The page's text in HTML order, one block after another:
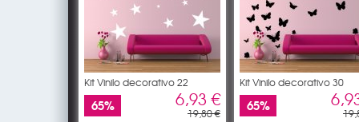
Kit Vinilo decorativo 22
65% 6,93 €
19,80 €
Kit Vinilo decorativo 30
65%